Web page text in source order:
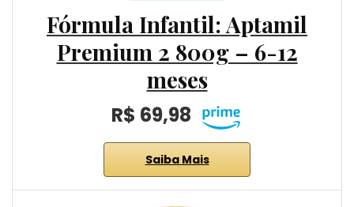
Fórmula Infantil: Aptamil
Premium 2 800g – 6-12
meses
R$ 69,98
Saiba Mais